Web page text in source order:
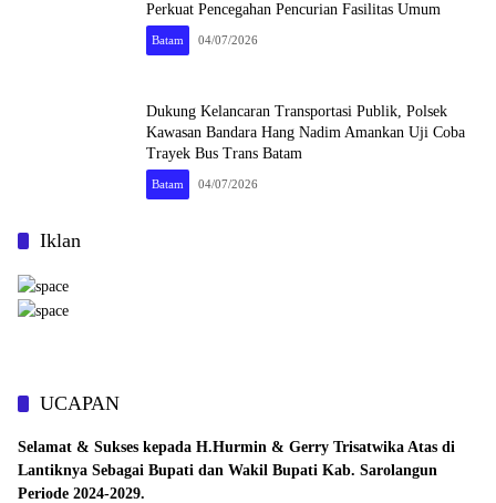
Perkuat Pencegahan Pencurian Fasilitas Umum
Batam 04/07/2026
Dukung Kelancaran Transportasi Publik, Polsek
Kawasan Bandara Hang Nadim Amankan Uji Coba
Trayek Bus Trans Batam
Batam 04/07/2026
Iklan
UCAPAN
Selamat & Sukses kepada H.Hurmin & Gerry Trisatwika Atas di
Lantiknya Sebagai Bupati dan Wakil Bupati Kab. Sarolangun
Periode 2024-2029.